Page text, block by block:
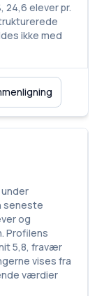
24,6 elever pr.
ikke med
seneste
og
Profilens
5,8, fravær
vises fra
værdier